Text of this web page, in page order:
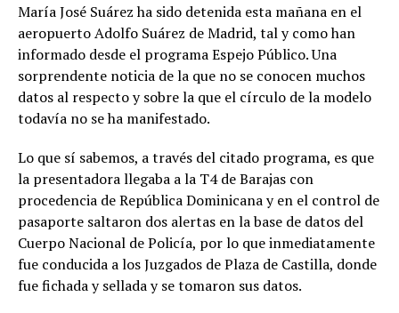
María José Suárez ha sido detenida esta mañana en el
aeropuerto Adolfo Suárez de Madrid, tal y como han
informado desde el programa Espejo Público. Una
sorprendente noticia de la que no se conocen muchos
datos al respecto y sobre la que el círculo de la modelo
todavía no se ha manifestado.
Lo que sí sabemos, a través del citado programa, es que
la presentadora llegaba a la T4 de Barajas con
procedencia de República Dominicana y en el control de
pasaporte saltaron dos alertas en la base de datos del
Cuerpo Nacional de Policía, por lo que inmediatamente
fue conducida a los Juzgados de Plaza de Castilla, donde
fue fichada y sellada y se tomaron sus datos.